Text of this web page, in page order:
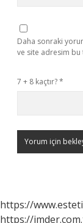
Daha sonraki
ve site adresim bu
7 + 8 kaçtır?*
https://
https://